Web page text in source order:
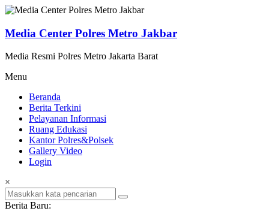
Lompat
konten
Media Center Polres Metro Jakbar
Media Resmi Polres Metro Jakarta Barat
Menu
Beranda
Berita Terkini
Pelayanan Informasi
Ruang Edukasi
Kantor Polres&Polsek
Gallery Video
Login
×
Berita Baru: